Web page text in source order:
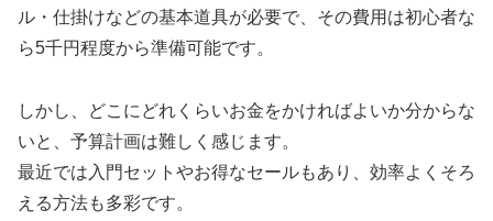
ル・仕掛けなどの基本道具が必要で、その費用は初心者な
ら5千円程度から準備可能です。
しかし、どこにどれくらいお金をかければよいか分からな
いと、予算計画は難しく感じます。
最近では入門セットやお得なセールもあり、効率よくそろ
える方法も多彩です。